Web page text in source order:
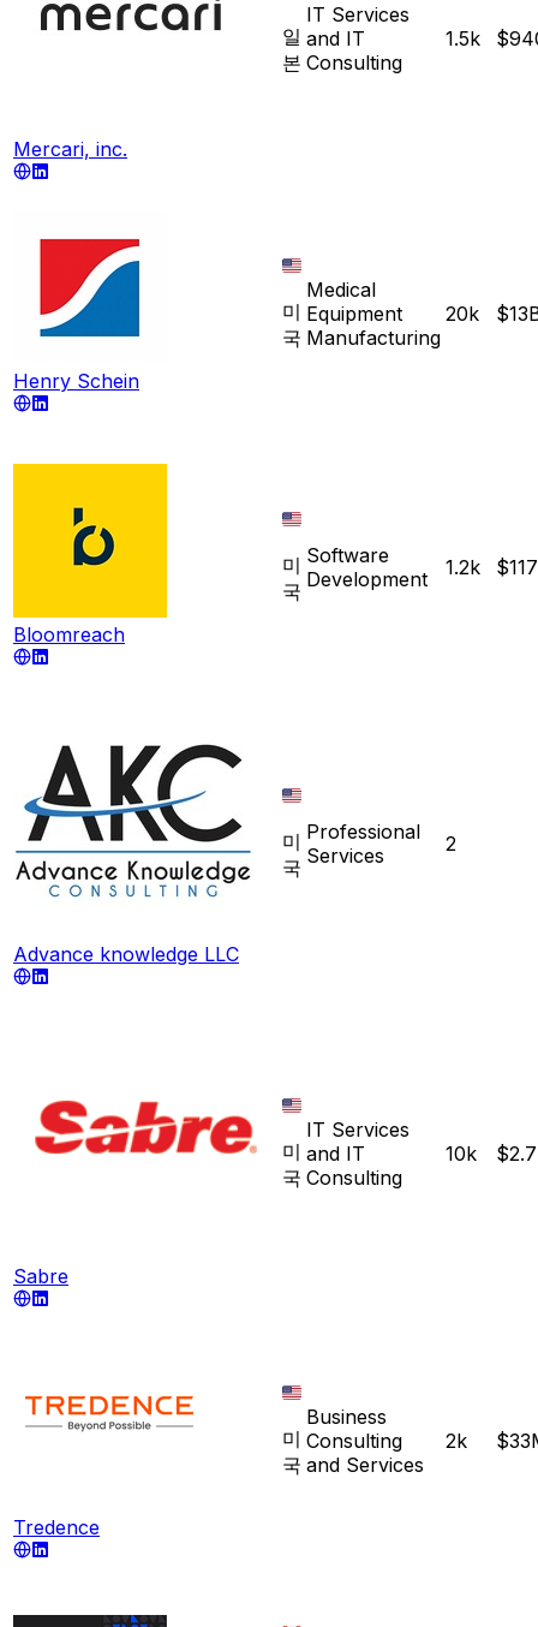
Mercari, inc.
일
본
IT Services
and IT
Consulting
1.5k
Henry Schein
미
국
Medical
Equipment
Manufacturing
20k
Bloomreach
미
국
Software
Development
1.2k
Advance knowledge LLC
미
국
Professional
Services
2
Sabre
미
국
IT Services
and IT
Consulting
10k
Tredence
미
국
Business
Consulting
and Services
2k